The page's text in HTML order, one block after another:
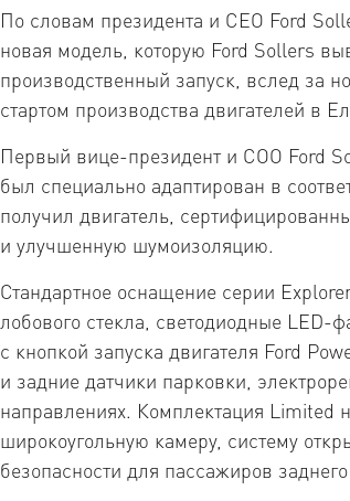
По словам президента и CEO Ford
новая модель, которую Ford Sollers
производственный запуск, вслед за
стартом производства двигателей в
Первый вице-президент и COO Ford
был специально адаптирован в
получил двигатель,
и улучшенную шумоизоляцию.
Стандартное оснащение серии
лобового стекла, светодиодные LED-
с кнопкой запуска двигателя Ford
и задние датчики парковки,
направлениях. Комплектация Limited
широкоугольную камеру, систему
безопасности для пассажиров